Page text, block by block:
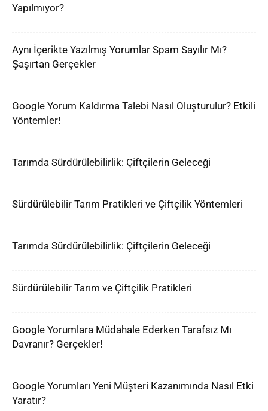
Yapılmıyor?
Aynı İçerikte Yazılmış Yorumlar Spam Sayılır Mı?
Şaşırtan Gerçekler
Google Yorum Kaldırma Talebi Nasıl Oluşturulur? Etkili
Yöntemler!
Tarımda Sürdürülebilirlik: Çiftçilerin Geleceği
Sürdürülebilir Tarım Pratikleri ve Çiftçilik Yöntemleri
Tarımda Sürdürülebilirlik: Çiftçilerin Geleceği
Sürdürülebilir Tarım ve Çiftçilik Pratikleri
Google Yorumlara Müdahale Ederken Tarafsız Mı
Davranır? Gerçekler!
Google Yorumları Yeni Müşteri Kazanımında Nasıl Etki
Yaratır?